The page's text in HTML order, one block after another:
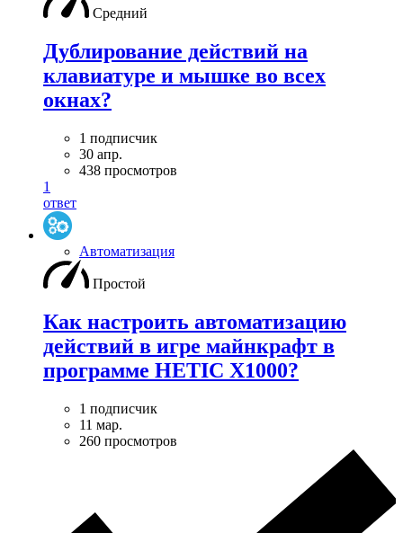
Средний
Дублирование действий на
клавиатуре и мышке во всех
окнах?
1 подписчик
30 апр.
438 просмотров
1
ответ
Автоматизация
Простой
Как настроить автоматизацию
действий в игре майнкрафт в
программе HETIC X1000?
1 подписчик
11 мар.
260 просмотров